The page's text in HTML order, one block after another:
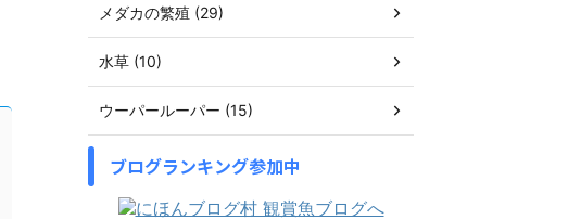
メダカの繁殖 (29)
水草 (10)
ウーパールーパー (15)
ブログランキング参加中